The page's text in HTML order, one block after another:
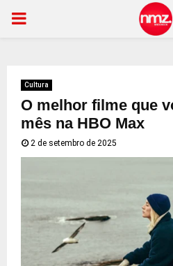
PRIMARY
Cultura
O melhor filme que
mês na HBO Max
2 de setembro de 2025